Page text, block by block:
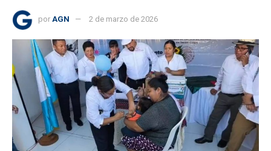
por AGN 2 de marzo de 2026